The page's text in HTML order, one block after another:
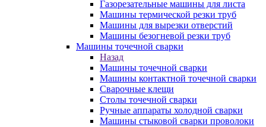
Газорезательные машины для листа
Машины термической резки труб
Машины для вырезки отверстий
Машины безогневой резки труб
Машины точечной сварки
Назад
Машины точечной сварки
Машины контактной точечной сварки
Сварочные клещи
Столы точечной сварки
Ручные аппараты холодной сварки
Машины стыковой сварки проволоки